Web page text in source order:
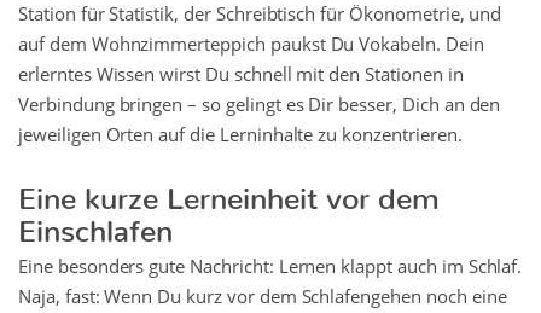
Station für Statistik, der Schreibtisch für Ökonometrie, und
auf dem Wohnzimmerteppich paukst Du Vokabeln. Dein
erlerntes Wissen wirst Du schnell mit den Stationen in
Verbindung bringen – so gelingt es Dir besser, Dich an den
jeweiligen Orten auf die Lerninhalte zu konzentrieren.
Eine kurze Lerneinheit vor dem
Einschlafen
Eine besonders gute Nachricht: Lernen klappt auch im Schlaf.
Naja, fast: Wenn Du kurz vor dem Schlafengehen noch eine